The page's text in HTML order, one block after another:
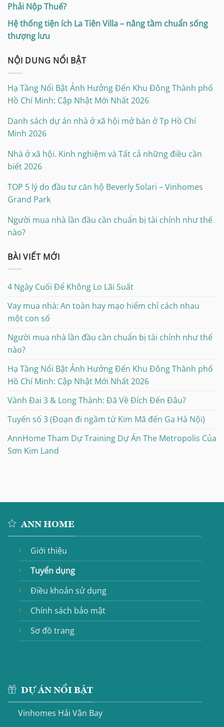
Phải Nộp Thuế?
Hệ thống tiện ích La Tiên Villa – nâng tầm chuẩn sống
thượng lưu
NỘI DUNG NỔI BẬT
Hạ Tầng Nổi Bật Ảnh Hưởng Đến Khu Đông Thành phố
Hồ Chí Minh: Cập Nhật Mới Nhất 2026
Danh sách dự án nhà ở xã hội mở bán ở Tp Hồ Chí
Minh 2026
Nhà ở xã hội. Kinh nghiệm và Tất cả những điều cần
biết 2026
TOP 5 lý do đầu tư căn hộ Beverly Solari – Vinhomes
Grand Park
Người mua nhà lần đầu cần chuẩn bị tài chính như thế
nào?
BÀI VIẾT MỚI
4 Ngày Cuối Để Không Lo Lãi Suất
Vay mua nhà: An toàn hay mạo hiểm chỉ cách nhau
một con số
Người mua nhà lần đầu cần chuẩn bị tài chính như thế
nào?
Hạ Tầng Nổi Bật Ảnh Hưởng Đến Khu Đông Thành phố
Hồ Chí Minh: Cập Nhật Mới Nhất 2026
Vành Đai 3 & Long Thành: Đã Về Đích Đến Đâu?
Tuyến số 3 (Đoạn đi ngầm từ Kim Mã đến Ga Hà Nội)
AnnHome Tham Dự Training Dự Án The Metropolis Của
Sơn Kim Land
ANN HOME
Giới thiệu
Tuyển dụng
Điều khoản sử dụng
Chính sách bảo mật
Sơ đồ trang
DỰ ÁN NỔI BẬT
Vinhomes Hải Vân Bay